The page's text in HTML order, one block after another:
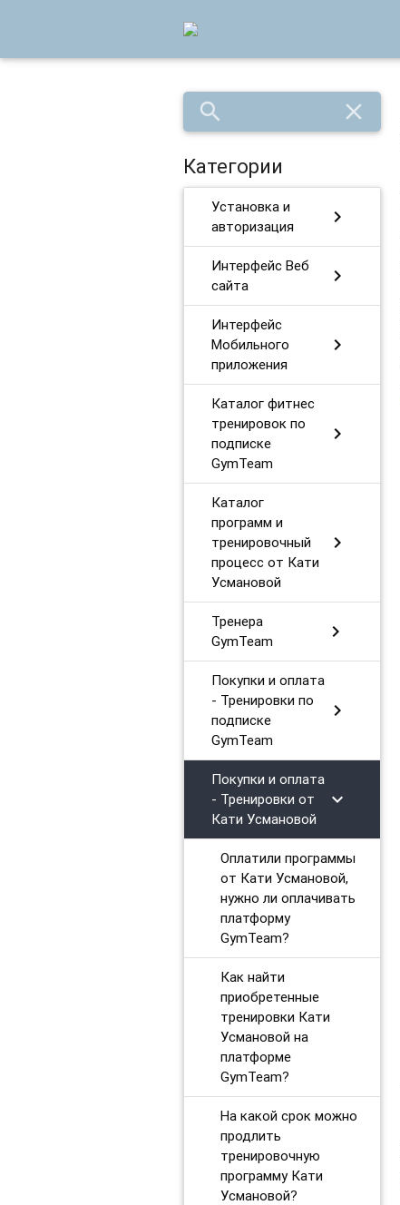
search close
Категории
Установка и
авторизация
chevron_right
Интерфейс Веб
сайта
chevron_right
Интерфейс
Мобильного
приложения
chevron_right
Каталог фитнес
тренировок по
подписке
GymTeam
chevron_right
Каталог
программ и
тренировочный
процесс от Кати
Усмановой
chevron_right
Тренера
GymTeam
chevron_right
Покупки и оплата
- Тренировки по
подписке
GymTeam
chevron_right
Покупки и оплата
- Тренировки от
Кати Усмановой
chevron_right
Оплатили программы
от Кати Усмановой,
нужно ли оплачивать
платформу
GymTeam?
Как найти
приобретенные
тренировки Кати
Усмановой на
платформе
GymTeam?
На какой срок можно
продлить
тренировочную
программу Кати
Усмановой?